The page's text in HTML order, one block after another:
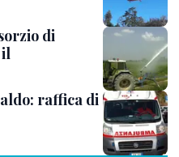
di
il
raffica di